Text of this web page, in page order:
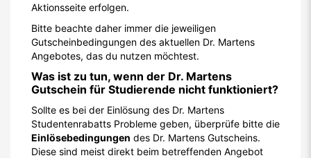
Aktionsseite erfolgen.
Bitte beachte daher immer die jeweiligen
Gutscheinbedingungen des aktuellen Dr. Martens
Angebotes, das du nutzen möchtest.
Was ist zu tun, wenn der Dr. Martens
Gutschein für Studierende nicht funktioniert?
Sollte es bei der Einlösung des Dr. Martens
Studentenrabatts Probleme geben, überprüfe bitte die
Einlösebedingungen des Dr. Martens Gutscheins.
Diese sind meist direkt beim betreffenden Angebot